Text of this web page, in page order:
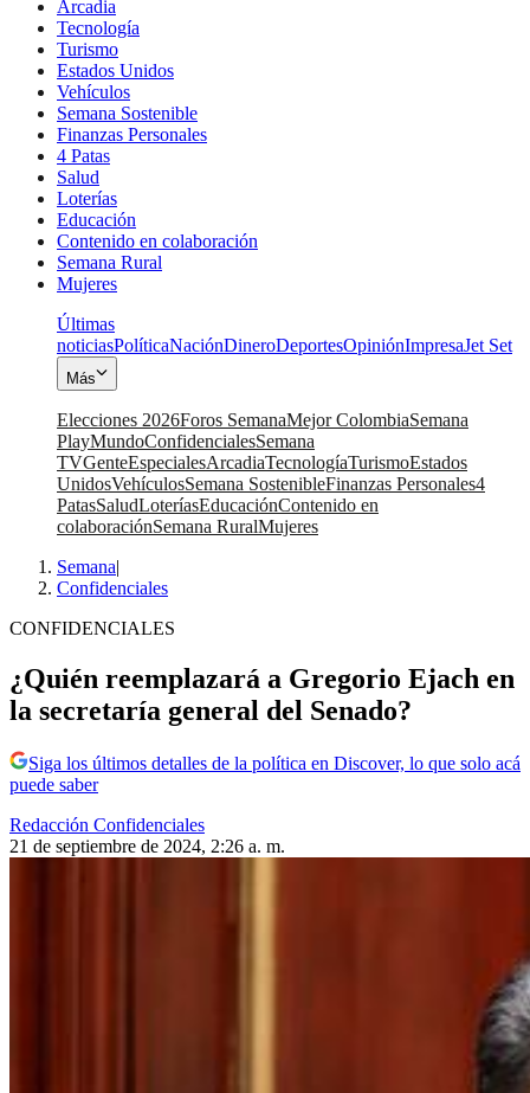
Arcadia
Tecnología
Turismo
Estados Unidos
Vehículos
Semana Sostenible
Finanzas Personales
4 Patas
Salud
Loterías
Educación
Contenido en colaboración
Semana Rural
Mujeres
Últimas
noticiasPolíticaNaciónDineroDeportesOpiniónImpresaJet Set
Más
Elecciones 2026Foros SemanaMejor ColombiaSemana
PlayMundoConfidencialesSemana
TVGenteEspecialesArcadiaTecnologíaTurismoEstados
UnidosVehículosSemana SostenibleFinanzas Personales4
PatasSaludLoteríasEducaciónContenido en
colaboraciónSemana RuralMujeres
Semana|
Confidenciales
CONFIDENCIALES
¿Quién reemplazará a Gregorio Ejach en
la secretaría general del Senado?
Siga los últimos detalles de la política en Discover, lo que solo acá
puede saber
Redacción Confidenciales
21 de septiembre de 2024, 2:26 a. m.